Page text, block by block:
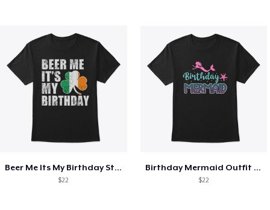
Beer Me Its My Birthday St Patricks Day
$22
Birthday Mermaid Outfit Costume
$22